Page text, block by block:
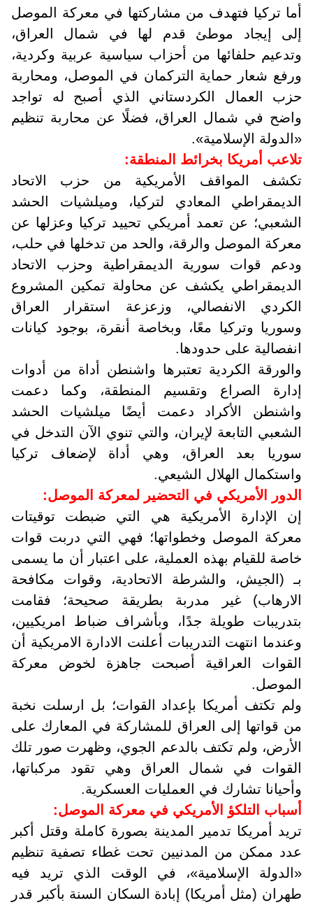
أما تركيا فتهدف من مشاركتها في معركة الموصل
إلى إيجاد موطئ قدم لها في شمال العراق،
وتدعيم حلفائها من أحزاب سياسية عربية وكردية،
ورفع شعار حماية التركمان في الموصل، ومحاربة
حزب العمال الكردستاني الذي أصبح له تواجد
واضح في شمال العراق، فضلًا عن محاربة تنظيم
«الدولة الإسلامية».
تلاعب أمريكا بخرائط المنطقة:
تكشف المواقف الأمريكية من حزب الاتحاد
الديمقراطي المعادي لتركيا، وميلشيات الحشد
الشعبي؛ عن تعمد أمريكي تحييد تركيا وعزلها عن
معركة الموصل والرقة، والحد من تدخلها في حلب،
ودعم قوات سورية الديمقراطية وحزب الاتحاد
الديمقراطي يكشف عن محاولة تمكين المشروع
الكردي الانفصالي، وزعزعة استقرار العراق
وسوريا وتركيا معًا، وبخاصة أنقرة، بوجود كيانات
انفصالية على حدودها.
والورقة الكردية تعتبرها واشنطن أداة من أدوات
إدارة الصراع وتقسيم المنطقة،
وكما دعمت
واشنطن الأكراد دعمت أيضًا ميلشيات الحشد
الشعبي التابعة لإيران، والتي تنوي الآن التدخل في
سوريا بعد العراق، وهي أداة لإضعاف تركيا
واستكمال الهلال الشيعي.
الدور الأمريكي في التحضير لمعركة الموصل:
إن الإدارة الأمريكية هي التي ضبطت توقيتات
معركة الموصل وخطواتها؛ فهي التي دربت قوات
خاصة للقيام بهذه العملية، على اعتبار أن ما يسمى
بـ (الجيش، والشرطة الاتحادية، وقوات مكافحة
الارهاب) غير مدربة بطريقة صحيحة؛ فقامت
بتدريبات طويلة جدًا، وبأشراف ضباط امريكيين،
وعندما انتهت التدريبات أعلنت الادارة الامريكية أن
القوات العراقية أصبحت جاهزة لخوض معركة
الموصل.
ولم تكتف أمريكا بإعداد القوات؛ بل ارسلت نخبة
من قواتها إلى العراق للمشاركة في المعارك على
الأرض، ولم تكتف بالدعم الجوي، وظهرت صور تلك
القوات في شمال العراق وهي تقود مركباتها،
وأحيانا تشارك في العمليات العسكرية.
أسباب التلكؤ الأمريكي في معركة الموصل:
تريد أمريكا تدمير المدينة بصورة كاملة وقتل أكبر
عدد ممكن من المدنيين تحت غطاء تصفية تنظيم
«الدولة الإسلامية»، في الوقت الذي تريد فيه
طهران (مثل أمريكا) إبادة السكان السنة بأكبر قدر